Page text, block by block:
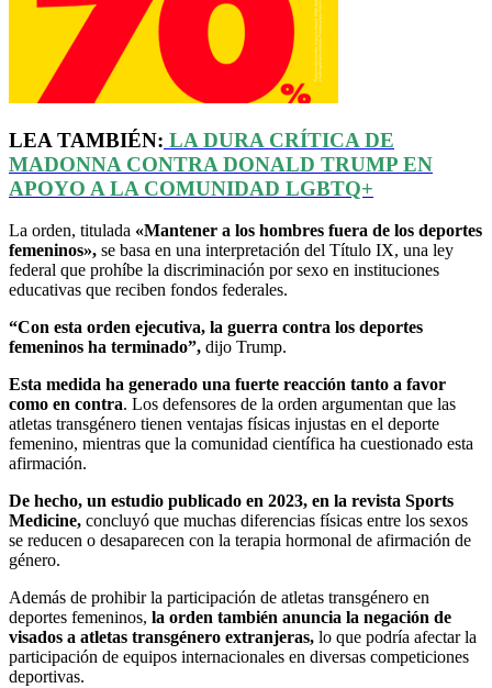
LEA TAMBIÉN: LA DURA CRÍTICA DE
MADONNA CONTRA DONALD TRUMP EN
APOYO A LA COMUNIDAD LGBTQ+
La orden, titulada «Mantener a los hombres fuera de los deportes
femeninos», se basa en una interpretación del Título IX, una ley
federal que prohíbe la discriminación por sexo en instituciones
educativas que reciben fondos federales.
“Con esta orden ejecutiva, la guerra contra los deportes
femeninos ha terminado”, dijo Trump.
Esta medida ha generado una fuerte reacción tanto a favor
como en contra. Los defensores de la orden argumentan que las
atletas transgénero tienen ventajas físicas injustas en el deporte
femenino, mientras que la comunidad científica ha cuestionado esta
afirmación.
De hecho, un estudio publicado en 2023, en la revista Sports
Medicine, concluyó que muchas diferencias físicas entre los sexos
se reducen o desaparecen con la terapia hormonal de afirmación de
género.
Además de prohibir la participación de atletas transgénero en
deportes femeninos, la orden también anuncia la negación de
visados a atletas transgénero extranjeras, lo que podría afectar la
participación de equipos internacionales en diversas competiciones
deportivas.